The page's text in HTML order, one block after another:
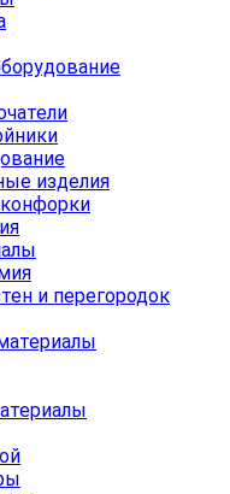
изделия
и перегородок